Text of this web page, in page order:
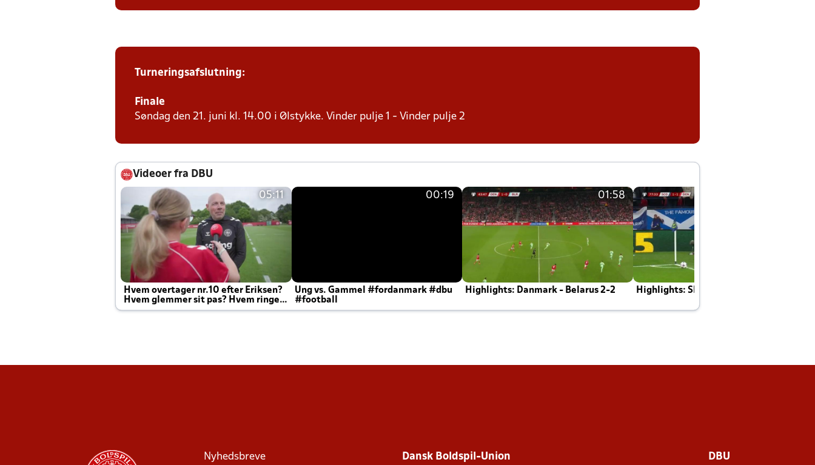
Turneringsafslutning:
Finale
Søndag den 21. juni kl. 14.00 i Ølstykke. Vinder pulje 1 - Vinder pulje 2
Videoer fra DBU
05:11
Hvem overtager nr.10 efter Eriksen?
Hvem glemmer sit pas? Hvem ringer
Joachim altid til efter kampe?
00:19
Ung vs. Gammel #fordanmark #dbu
#football
01:58
Highlights: Danmark - Belarus 2-2 Highlights: Skotland - Danmark 4-2
Nyhedsbreve Dansk Boldspil-Union DBU